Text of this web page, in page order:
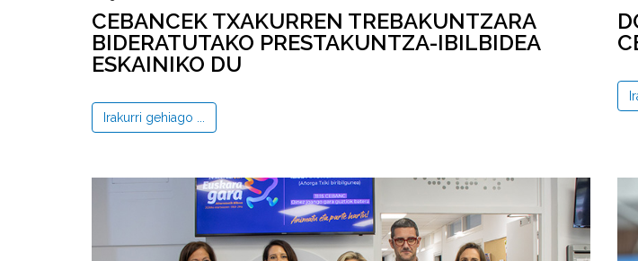
CEBANCEK TXAKURREN TREBAKUNTZARA
BIDERATUTAKO PRESTAKUNTZA-IBILBIDEA
ESKAINIKO DU
Irakurri gehiago ...